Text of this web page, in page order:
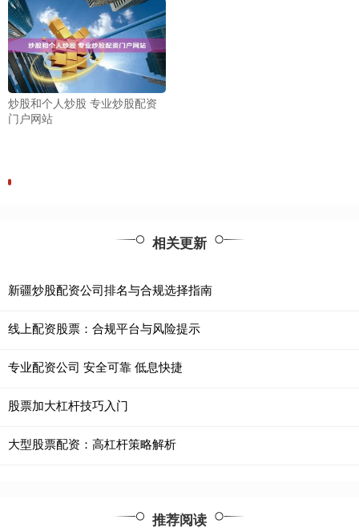
炒股和个人炒股 专业炒股配资
门户网站
相关更新
新疆炒股配资公司排名与合规选择指南
线上配资股票：合规平台与风险提示
专业配资公司 安全可靠 低息快捷
股票加大杠杆技巧入门
大型股票配资：高杠杆策略解析
推荐阅读